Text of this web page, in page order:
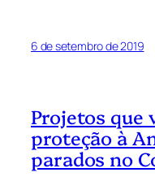
6 de setembro de 2019
Projetos que
proteção à
parados no